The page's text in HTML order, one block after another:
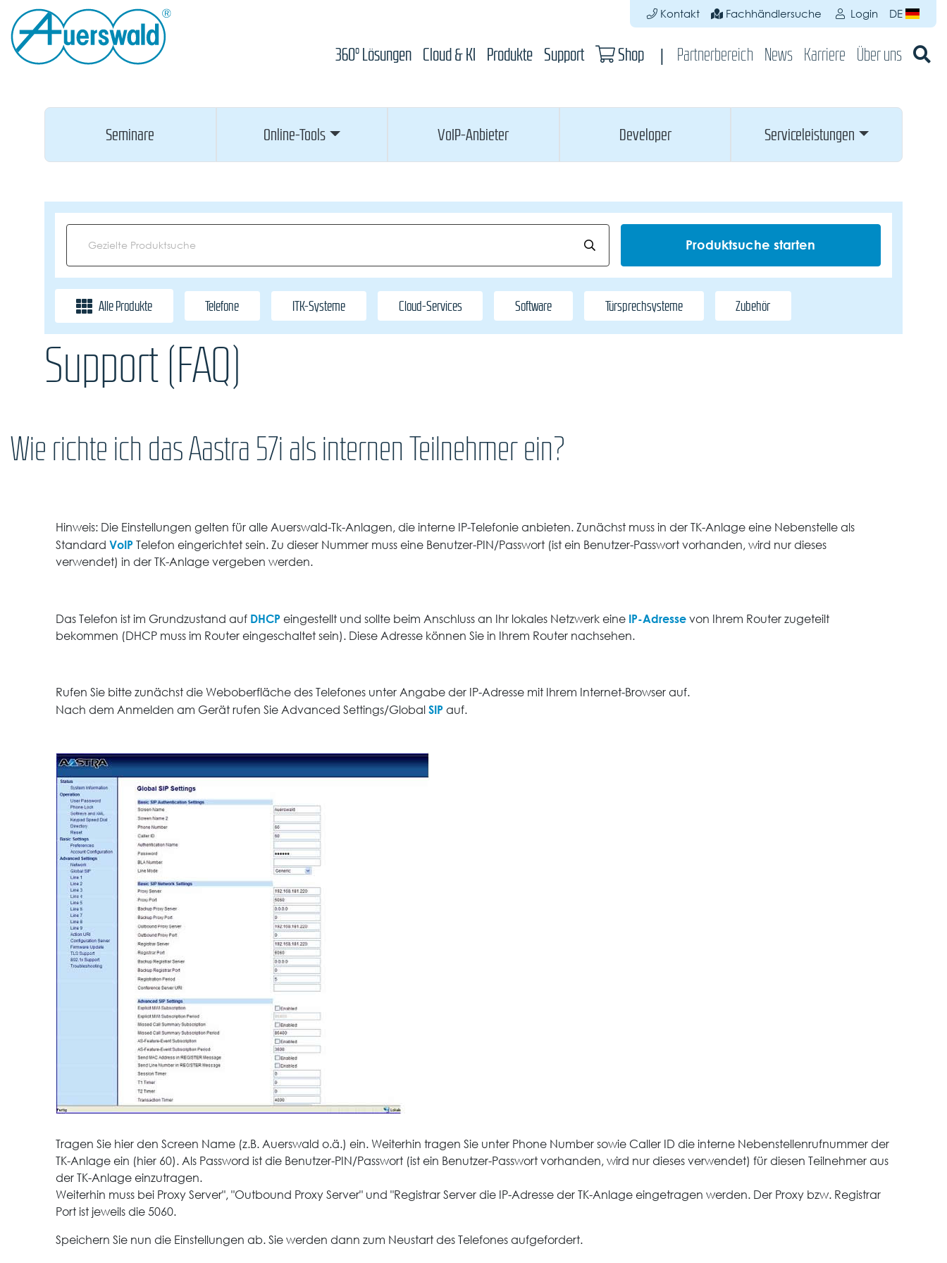
Kontakt Fachhändlersuche Login DE
360° Lösungen Cloud & KI Produkte Support Shop Partnerbereich News Karriere Über uns
Seminare Online-Tools VoIP-Anbieter Developer Serviceleistungen
Alle Produkte Telefone ITK-Systeme Cloud-Services Software Türsprechsysteme Zubehör
Support (FAQ)
Wie richte ich das Aastra 57i als internen Teilnehmer ein?
Hinweis: Die Einstellungen gelten für alle Auerswald-Tk-Anlagen, die interne IP-Telefonie anbieten. Zunächst muss in der TK-Anlage eine Nebenstelle als
Standard VoIPTelefon eingerichtet sein. Zu dieser Nummer muss eine Benutzer-PIN/Passwort (ist ein Benutzer-Passwort vorhanden, wird nur dieses
verwendet) in der TK-Anlage vergeben werden.
Das Telefon ist im Grundzustand auf DHCPeingestellt und sollte beim Anschluss an Ihr lokales Netzwerk eine IP-Adressevon Ihrem Router zugeteilt
bekommen (DHCP muss im Router eingeschaltet sein). Diese Adresse können Sie in Ihrem Router nachsehen.
Rufen Sie bitte zunächst die Weboberfläche des Telefones unter Angabe der IP-Adresse mit Ihrem Internet-Browser auf.
Nach dem Anmelden am Gerät rufen Sie Advanced Settings/GlobalSIPauf.
Tragen Sie hier den Screen Name (z.B. Auerswald o.ä.) ein. Weiterhin tragen Sie unter Phone Number sowie Caller ID die interne Nebenstellenrufnummer der
TK-Anlage ein (hier 60). Als Password ist die Benutzer-PIN/Passwort (ist ein Benutzer-Passwort vorhanden, wird nur dieses verwendet) für diesen Teilnehmer aus
der TK-Anlage einzutragen.
Weiterhin muss bei Proxy Server", "Outbound Proxy Server" und "Registrar Server die IP-Adresse der TK-Anlage eingetragen werden. Der Proxy bzw. Registrar
Port ist jeweils die 5060.
Speichern Sie nun die Einstellungen ab. Sie werden dann zum Neustart des Telefones aufgefordert.